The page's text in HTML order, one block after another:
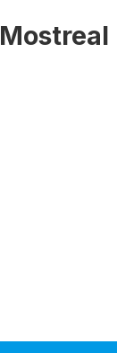
Mostreal